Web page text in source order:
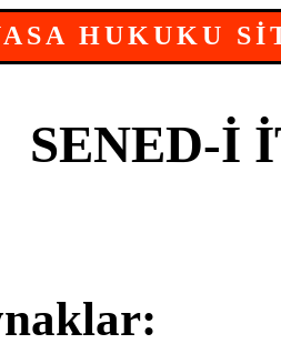
HUKUKU
SENED-İ